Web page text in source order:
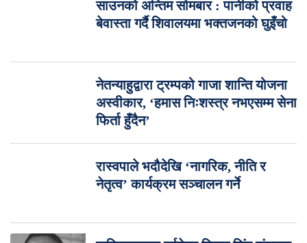
साउनको अन्तिम सोमबार : पानीको प्रवाह
बेवास्ता गर्दै शिवालयमा भक्तजनको घुइँचो
नेतन्याहुद्वारा ट्रम्पको गाजा शान्ति योजना
अस्वीकार, ‘हमास निःशस्त्र नभएसम्म सेना
फिर्ता हुँदैन’
रास्वपाले भदौदेखि ‘नागरिक, नीति र
नेतृत्व’ कार्यक्रम सञ्चालन गर्ने